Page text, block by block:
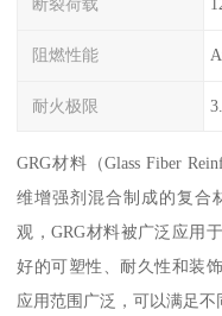
阻燃性能
耐火极限
GRG材料（Glass Fiber
维增强剂混合制成的复合
观，GRG材料被广泛应用
好的可塑性、耐久性和装
应用范围广泛，可以满足不